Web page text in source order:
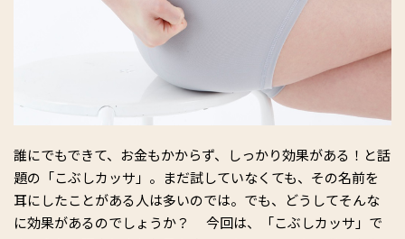
誰にでもできて、お金もかからず、しっかり効果がある！と話
題の「こぶしカッサ」。まだ試していなくても、その名前を
耳にしたことがある人は多いのでは。でも、どうしてそんな
に効果があるのでしょうか？ 今回は、「こぶしカッサ」で